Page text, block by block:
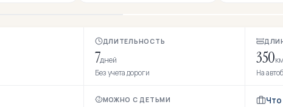
ДЛИТЕЛЬНОСТЬ
7дней
Без учета дороги
350
На
МОЖНО С ДЕТЬМИ Что